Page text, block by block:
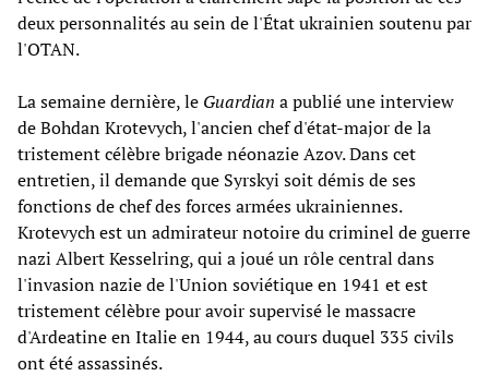
deux personnalités au sein de l'État ukrainien soutenu par
l'OTAN.
La semaine dernière, le Guardian a publié une interview
de Bohdan Krotevych, l'ancien chef d'état-major de la
tristement célèbre brigade néonazie Azov. Dans cet
entretien, il demande que Syrskyi soit démis de ses
fonctions de chef des forces armées ukrainiennes.
Krotevych est un admirateur notoire du criminel de guerre
nazi Albert Kesselring, qui a joué un rôle central dans
l'invasion nazie de l'Union soviétique en 1941 et est
tristement célèbre pour avoir supervisé le massacre
d'Ardeatine en Italie en 1944, au cours duquel 335 civils
ont été assassinés.